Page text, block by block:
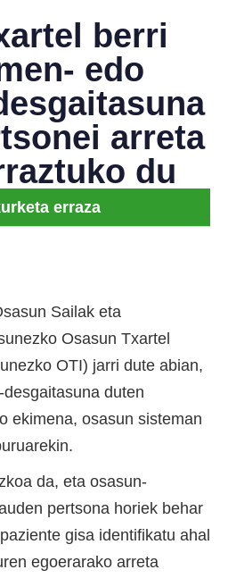
berri
edo
arreta
du
erraza
Sailak eta
Osasun Txartel
OTI) jarri dute abian,
duten
ekimena, osasun sisteman
da, eta osasun-
pertsona horiek behar
gisa identifikatu ahal
egoerarako arreta